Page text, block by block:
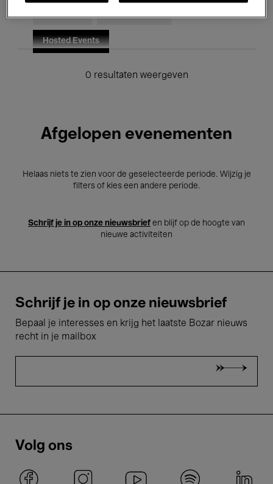
Hosted Events
0 resultaten weergeven
Afgelopen evenementen
Helaas niets te zien voor de geselecteerde periode. Wijzig je
filters of kies een andere periode.
Schrijf je in op onze nieuwsbrief en blijf op de hoogte van
nieuwe activiteiten
Schrijf je in op onze nieuwsbrief
Bepaal je interesses en krijg het laatste Bozar nieuws
recht in je mailbox
Volg ons